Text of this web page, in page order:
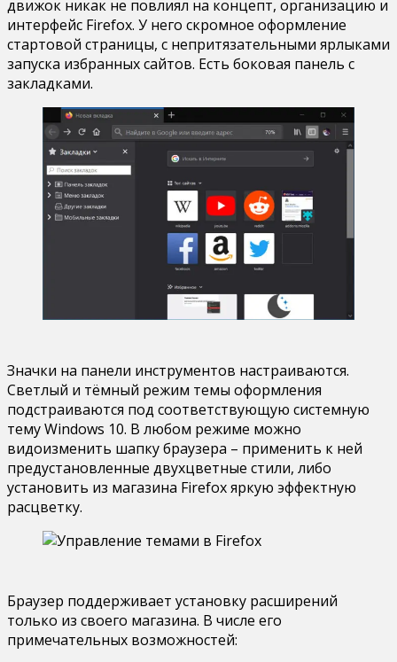
движок никак не повлиял на концепт, организацию и
интерфейс Firefox. У него скромное оформление
стартовой страницы, с непритязательными ярлыками
запуска избранных сайтов. Есть боковая панель с
закладками.
Значки на панели инструментов настраиваются.
Светлый и тёмный режим темы оформления
подстраиваются под соответствующую системную
тему Windows 10. В любом режиме можно
видоизменить шапку браузера – применить к ней
предустановленные двухцветные стили, либо
установить из магазина Firefox яркую эффектную
расцветку.
Браузер поддерживает установку расширений
только из своего магазина. В числе его
примечательных возможностей: